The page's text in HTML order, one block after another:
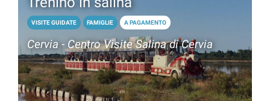
VISITE GUIDATE FAMIGLIE A PAGAMENTO
Cervia - Centro Visite Salina di Cervia